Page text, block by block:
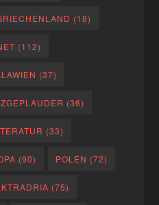
(18)
(112)
(37)
(36)
(33)
(90) POLEN (72)
(75)